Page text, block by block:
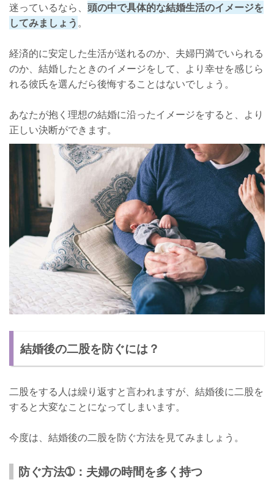
迷っているなら、 頭の中で具体的な結婚生活のイメージを
してみましょう。
経済的に安定した生活が送れるのか、夫婦円満でいられる
のか、結婚したときのイメージをして、より幸せを感じら
れる彼氏を選んだら後悔することはないでしょう。
あなたが抱く理想の結婚に沿ったイメージをすると、より
正しい決断ができます。
結婚後の二股を防ぐには？
二股をする人は繰り返すと言われますが、結婚後に二股を
すると大変なことになってしまいます。
今度は、結婚後の二股を防ぐ方法を見てみましょう。
防ぐ方法➀：夫婦の時間を多く持つ